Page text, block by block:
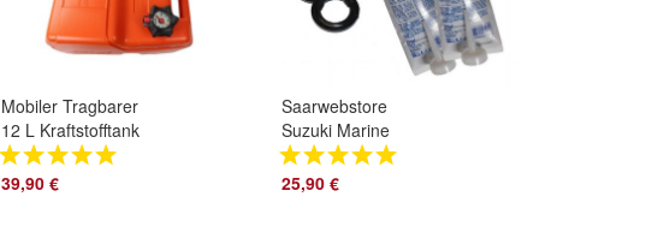
Mobiler Tragbarer
12 L Kraftstofftank
Tankuhr im Deckel
Benzintank
39,90 €
Saarwebstore
Suzuki Marine
Getriebeöl 2X 350ml
inklusive 2X
25,90 €